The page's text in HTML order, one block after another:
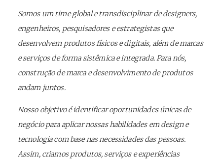
Somos um time global e transdisciplinar de designers,
engenheiros, pesquisadores e estrategistas que
desenvolvem produtos físicos e digitais, além de marcas
e serviços de forma sistêmica e integrada. Para nós,
construção de marca e desenvolvimento de produtos
andam juntos.
Nosso objetivo é identificar oportunidades únicas de
negócio para aplicar nossas habilidades em design e
tecnologia com base nas necessidades das pessoas.
Assim, criamos produtos, serviços e experiências